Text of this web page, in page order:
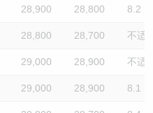
28,900 28,800 8.2
28,800 28,700 不适
29,000 28,900 不适
29,000 28,900 8.1